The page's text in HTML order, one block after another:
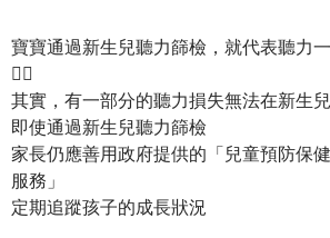
寶寶通過新生兒聽力篩檢，就代表聽力
👂🏻
其實，有一部分的聽力損失無法在新生
即使通過新生兒聽力篩檢
家長仍應善用政府提供的「兒童預防保
服務」
定期追蹤孩子的成長狀況